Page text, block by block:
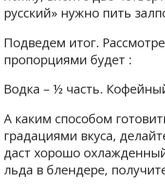
русский» нужно пить
Подведем итог.
пропорциями будет :
Водка – ½ часть.
А каким способом
градациями вкуса,
даст хорошо
льда в блендере,